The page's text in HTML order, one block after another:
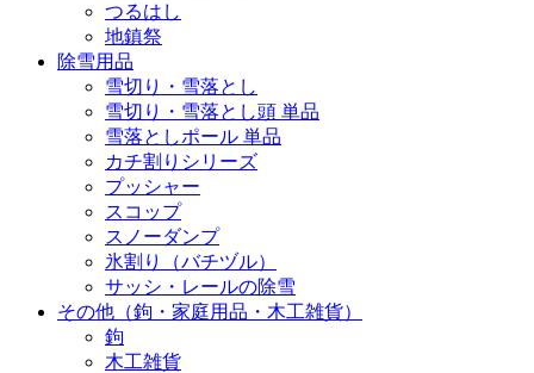
つるはし
地鎮祭
除雪用品
雪切り・雪落とし
雪切り・雪落とし頭 単品
雪落としポール 単品
カチ割りシリーズ
プッシャー
スコップ
スノーダンプ
氷割り（バチヅル）
サッシ・レールの除雪
その他（鉤・家庭用品・木工雑貨）
鉤
木工雑貨